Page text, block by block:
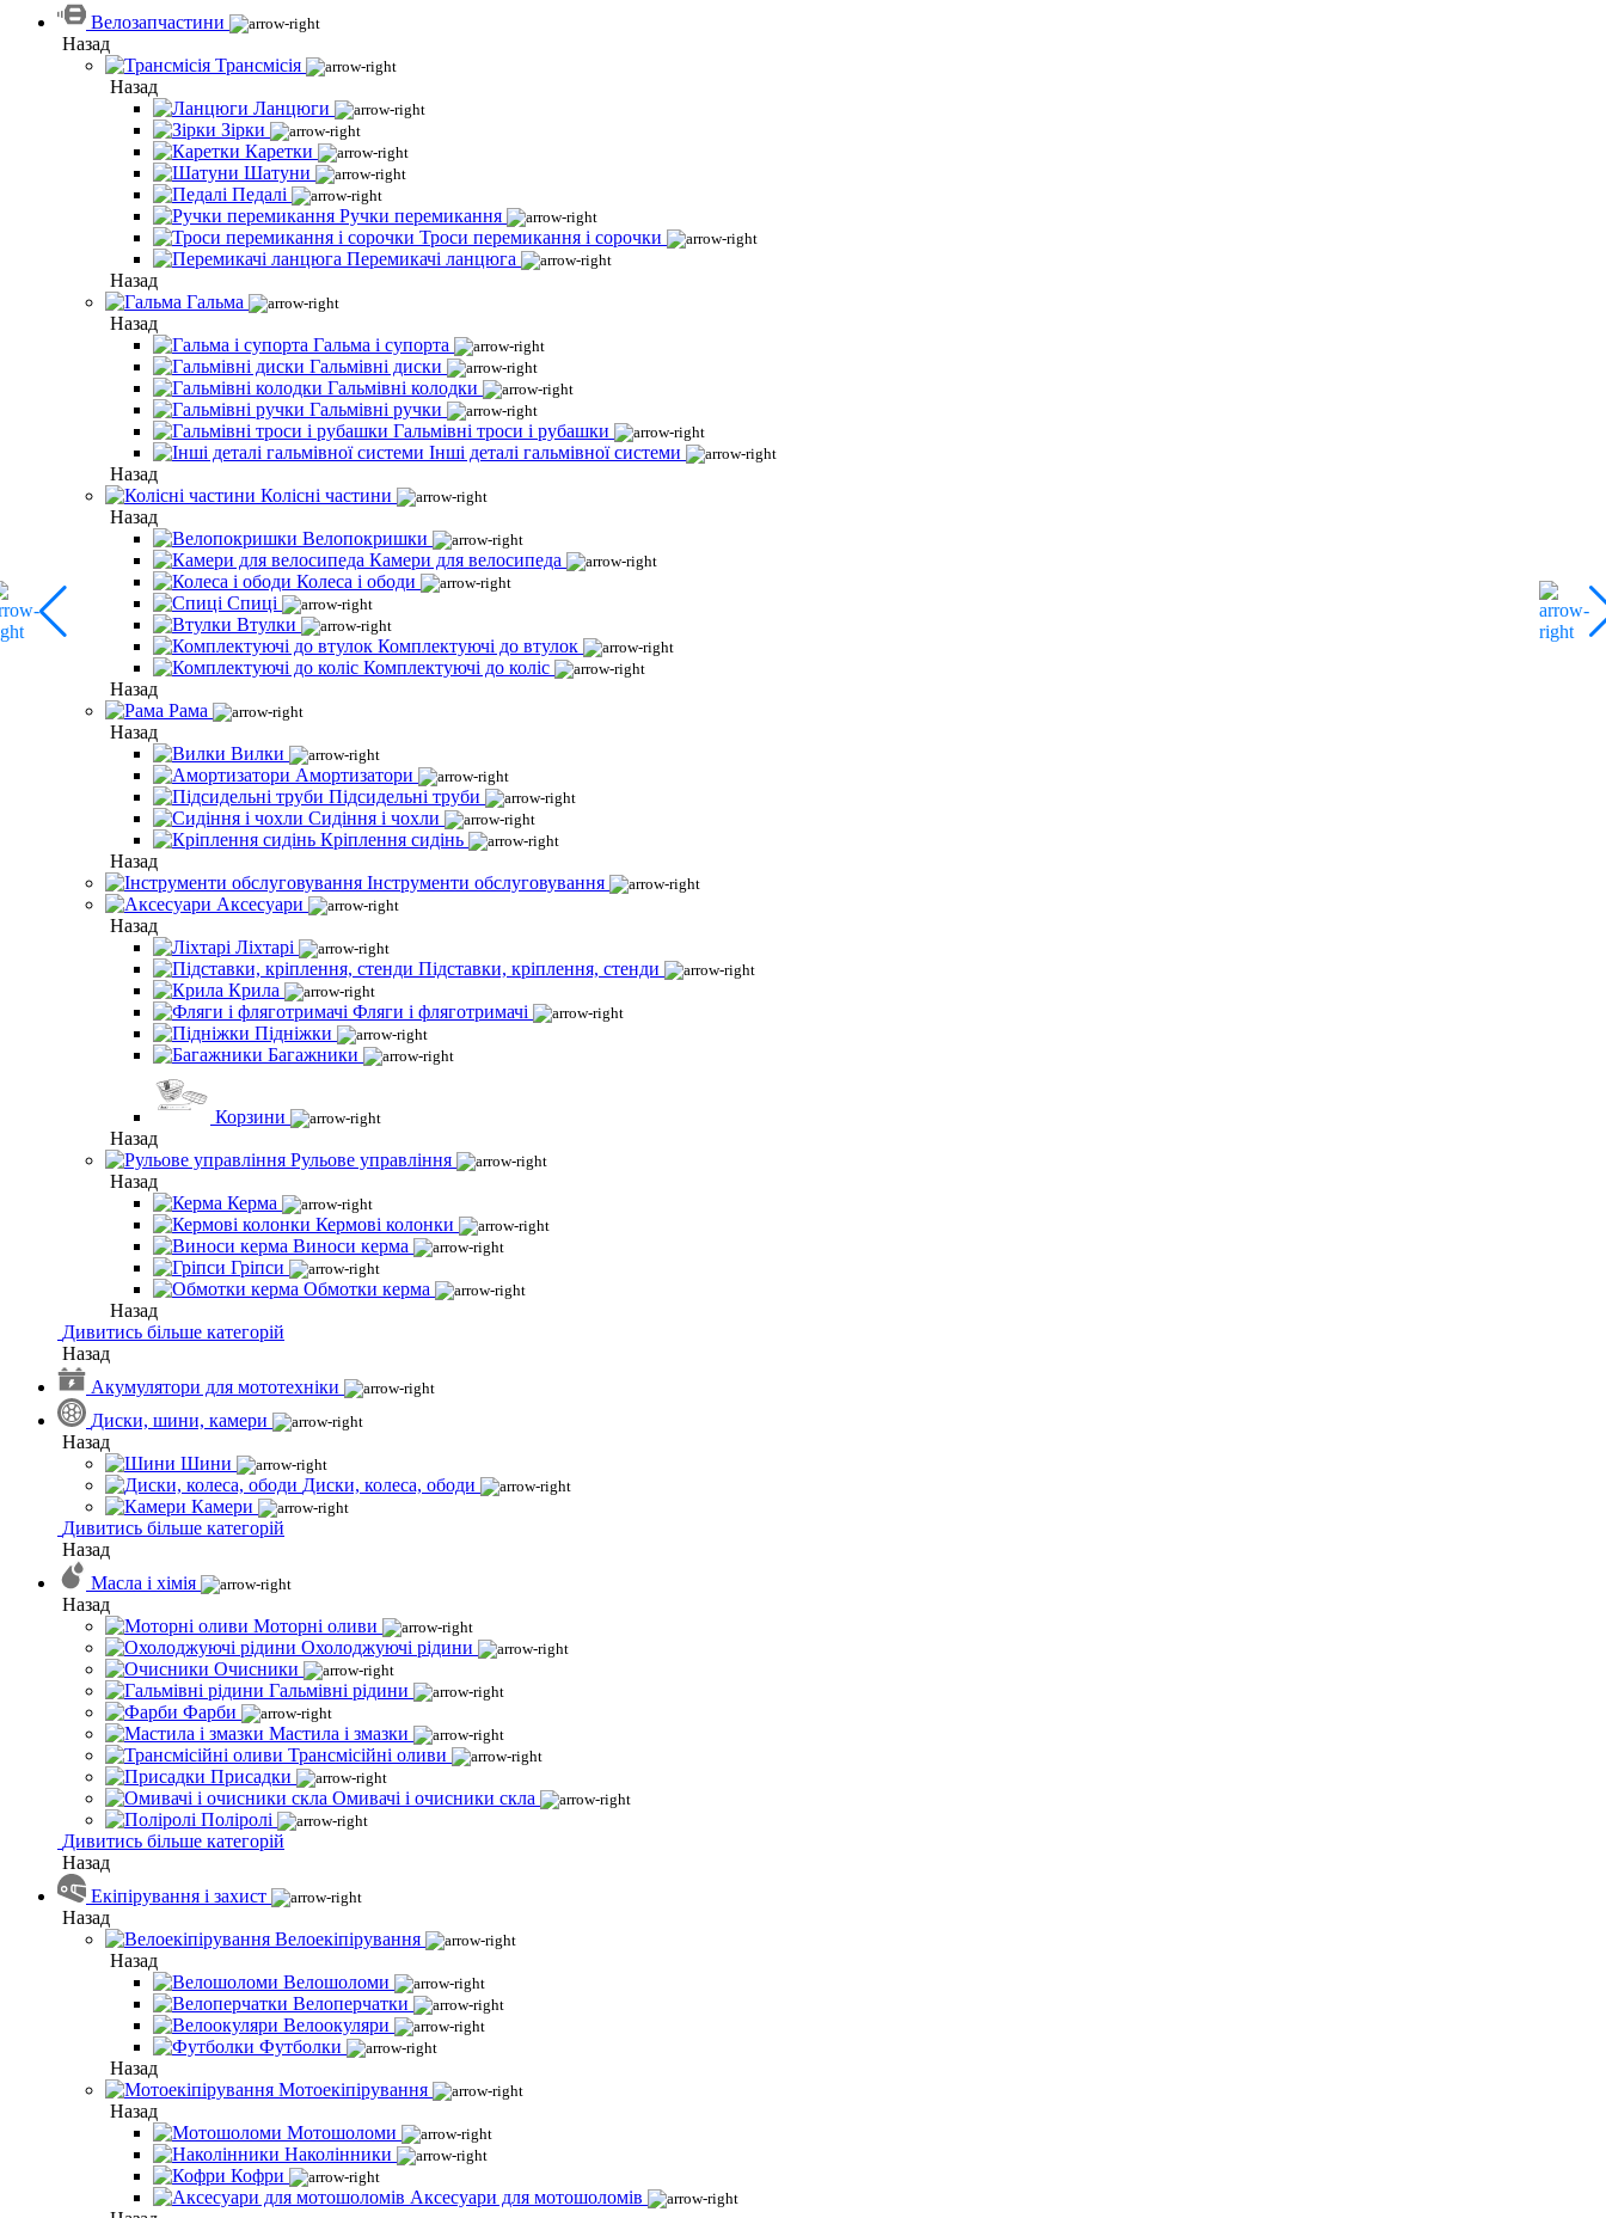
Велозапчастини
Назад
Трансмісія
Назад
Ланцюги
Зірки
Каретки
Шатуни
Педалі
Ручки перемикання
Троси перемикання і сорочки
Перемикачі ланцюга
Назад
Гальма
Назад
Гальма і супорта
Гальмівні диски
Гальмівні колодки
Гальмівні ручки
Гальмівні троси і рубашки
Інші деталі гальмівної системи
Назад
Колісні частини
Назад
Велопокришки
Камери для велосипеда
Колеса і ободи
Спиці
Втулки
Комплектуючі до втулок
Комплектуючі до коліс
Назад
Рама
Назад
Вилки
Амортизатори
Підсидельні труби
Сидіння і чохли
Кріплення сидінь
Назад
Інструменти обслуговування
Аксесуари
Назад
Ліхтарі
Підставки, кріплення, стенди
Крила
Фляги і фляготримачі
Підніжки
Багажники
Корзини
Назад
Рульове управління
Назад
Керма
Кермові колонки
Виноси керма
Гріпси
Обмотки керма
Назад
Дивитись більше категорій
Назад
Акумулятори для мототехніки
Диски, шини, камери
Назад
Шини
Диски, колеса, ободи
Камери
Дивитись більше категорій
Назад
Масла і хімія
Назад
Моторні оливи
Охолоджуючі рідини
Очисники
Гальмівні рідини
Фарби
Мастила і змазки
Трансмісійні оливи
Присадки
Омивачі і очисники скла
Поліролі
Дивитись більше категорій
Назад
Екіпірування і захист
Назад
Велоекіпірування
Назад
Велошоломи
Велоперчатки
Велоокуляри
Футболки
Назад
Мотоекіпірування
Назад
Мотошоломи
Наколінники
Кофри
Аксесуари для мотошоломів